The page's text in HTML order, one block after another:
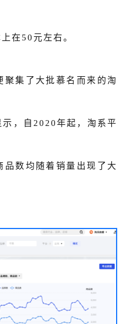
在50元左右。
聚集了大批慕名而来的淘
，自2020年起，淘系平
品数均随着销量出现了大